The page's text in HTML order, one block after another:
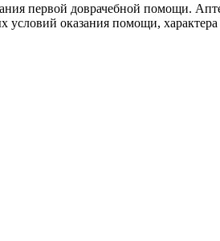
первой доврачебной помощи.
условий оказания помощи,